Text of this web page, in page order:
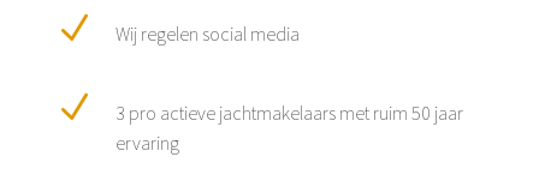
N Wij regelen social media
N
3 pro actieve jachtmakelaars met ruim 50 jaar
ervaring